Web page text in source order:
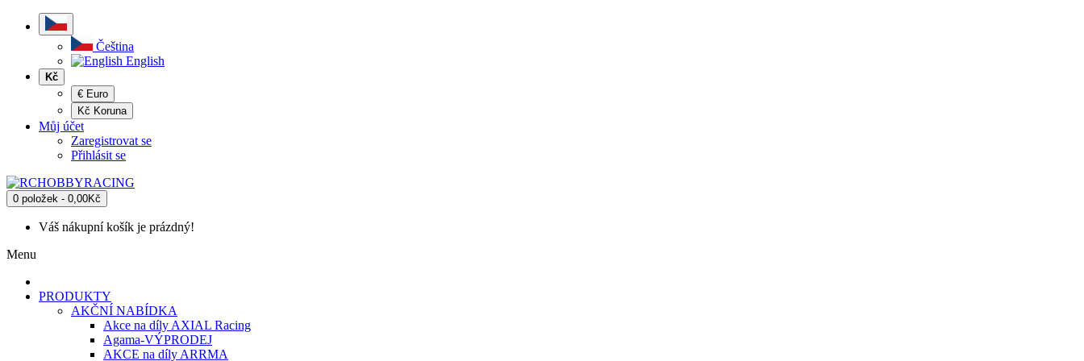
Čeština
English
Kč
€ Euro
Kč Koruna
Můj účet
Zaregistrovat se
Přihlásit se
0 položek - 0,00Kč
Váš nákupní košík je prázdný!
Menu
PRODUKTY
AKČNÍ NABÍDKA
Akce na díly AXIAL Racing
Agama-VÝPRODEJ
AKCE na díly ARRMA